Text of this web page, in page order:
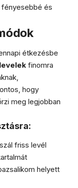
fényesebbé és
étkezésbe
finomra
hogy
meg legjobban
friss levél
helyett